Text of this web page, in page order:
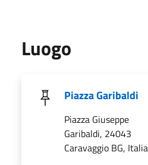
Luogo
Piazza Garibaldi
Piazza Giuseppe
Garibaldi, 24043
Caravaggio BG, Italia